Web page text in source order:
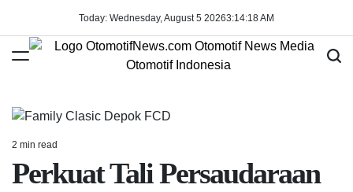
content
Today: Wednesday, August 5 20263:14:19AM
Estimated
read
time
2 min read
Perkuat Tali Persaudaraan